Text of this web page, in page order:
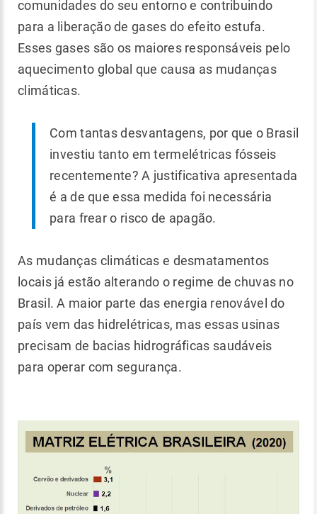
comunidades do seu entorno e contribuindo
para a liberação de gases do efeito estufa.
Esses gases são os maiores responsáveis pelo
aquecimento global que causa as mudanças
climáticas.
Com tantas desvantagens, por que o Brasil
investiu tanto em termelétricas fósseis
recentemente? A justificativa apresentada
é a de que essa medida foi necessária
para frear o risco de apagão.
As mudanças climáticas e desmatamentos
locais já estão alterando o regime de chuvas no
Brasil. A maior parte das energia renovável do
país vem das hidrelétricas, mas essas usinas
precisam de bacias hidrográficas saudáveis
para operar com segurança.